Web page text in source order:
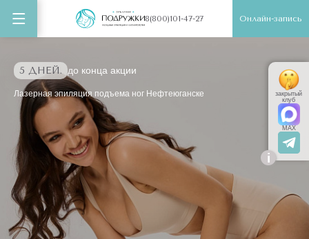
8(800)101-47-27 Онлайн-запись
5 ДНЕЙ. до конца акции
Лазерная эпиляция подъема ног Нефтеюганске
i
закрытый
клуб
MAX